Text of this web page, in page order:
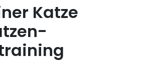
Katze